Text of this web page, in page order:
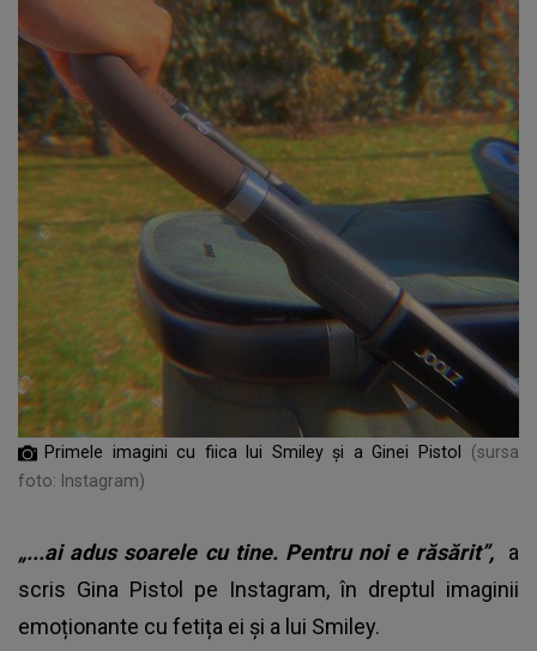
Primele imagini cu fiica lui Smiley și a Ginei Pistol
(sursa
foto: Instagram)
„...ai adus soarele cu tine. Pentru noi e răsărit”, a
scris Gina Pistol pe Instagram, în dreptul imaginii
emoționante cu fetița ei și a lui Smiley.